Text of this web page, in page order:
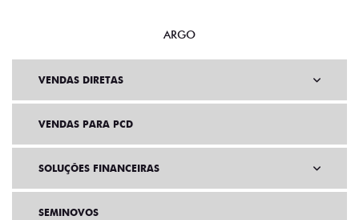
ARGO
VENDAS DIRETAS
VENDAS PARA PCD
SOLUÇÕES FINANCEIRAS
SEMINOVOS